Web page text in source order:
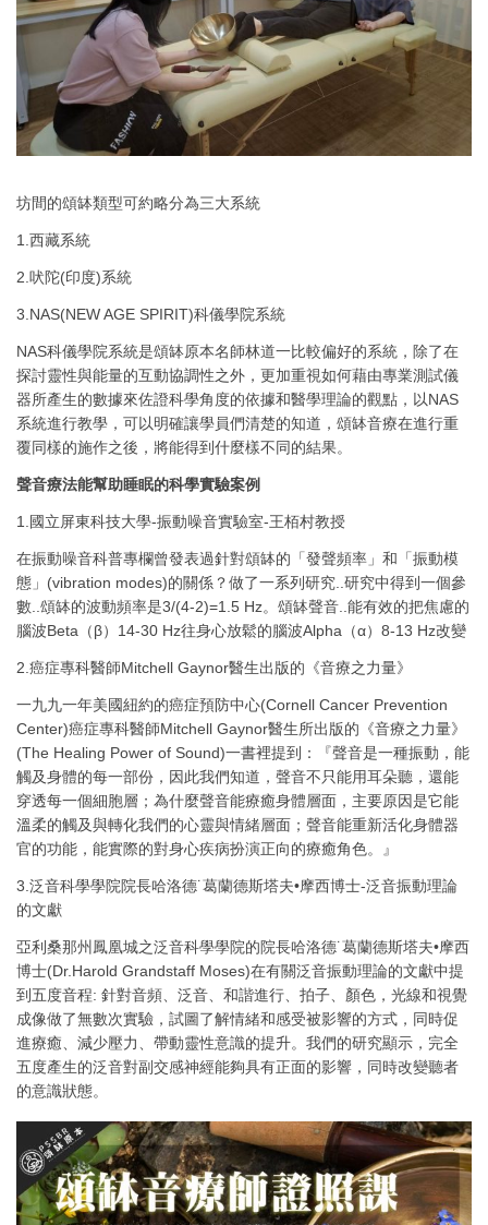
坊間的頌缽類型可約略分為三大系統
1.西藏系統
2.吠陀(印度)系統
3.NAS(NEW AGE SPIRIT)科儀學院系統
NAS科儀學院系統是頌缽原本名師林道一比較偏好的系統，除了在
探討靈性與能量的互動協調性之外，更加重視如何藉由專業測試儀
器所產生的數據來佐證科學角度的依據和醫學理論的觀點，以NAS
系統進行教學，可以明確讓學員們清楚的知道，頌缽音療在進行重
覆同樣的施作之後，將能得到什麼樣不同的結果。
聲音療法能幫助睡眠的科學實驗案例
1.國立屏東科技大學-振動噪音實驗室-王栢村教授
在振動噪音科普專欄曾發表過針對頌缽的「發聲頻率」和「振動模
態」(vibration modes)的關係？做了一系列研究..研究中得到一個參
數..頌缽的波動頻率是3/(4-2)=1.5 Hz。頌缽聲音..能有效的把焦慮的
腦波Beta（β）14-30 Hz往身心放鬆的腦波Alpha（α）8-13 Hz改變
2.癌症專科醫師Mitchell Gaynor醫生出版的《音療之力量》
一九九一年美國紐約的癌症預防中心(Cornell Cancer Prevention
Center)癌症專科醫師Mitchell Gaynor醫生所出版的《音療之力量》
(The Healing Power of Sound)一書裡提到：『聲音是一種振動，能
觸及身體的每一部份，因此我們知道，聲音不只能用耳朵聽，還能
穿透每一個細胞層；為什麼聲音能療癒身體層面，主要原因是它能
溫柔的觸及與轉化我們的心靈與情緒層面；聲音能重新活化身體器
官的功能，能實際的對身心疾病扮演正向的療癒角色。』
3.泛音科學學院院長哈洛德˙葛蘭德斯塔夫•摩西博士-泛音振動理論
的文獻
亞利桑那州鳳凰城之泛音科學學院的院長哈洛德˙葛蘭德斯塔夫•摩西
博士(Dr.Harold Grandstaff Moses)在有關泛音振動理論的文獻中提
到五度音程: 針對音頻、泛音、和諧進行、拍子、顏色，光線和視覺
成像做了無數次實驗，試圖了解情緒和感受被影響的方式，同時促
進療癒、減少壓力、帶動靈性意識的提升。我們的研究顯示，完全
五度產生的泛音對副交感神經能夠具有正面的影響，同時改變聽者
的意識狀態。